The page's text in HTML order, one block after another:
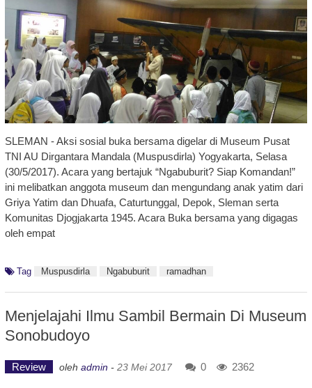
SLEMAN - Aksi sosial buka bersama digelar di Museum Pusat
TNI AU Dirgantara Mandala (Muspusdirla) Yogyakarta, Selasa
(30/5/2017). Acara yang bertajuk “Ngabuburit? Siap Komandan!”
ini melibatkan anggota museum dan mengundang anak yatim dari
Griya Yatim dan Dhuafa, Caturtunggal, Depok, Sleman serta
Komunitas Djogjakarta 1945. Acara Buka bersama yang digagas
oleh empat
Tag Muspusdirla Ngabuburit ramadhan
Menjelajahi Ilmu Sambil Bermain Di Museum
Sonobudoyo
Review oleh admin - 23 Mei 2017 0 2362